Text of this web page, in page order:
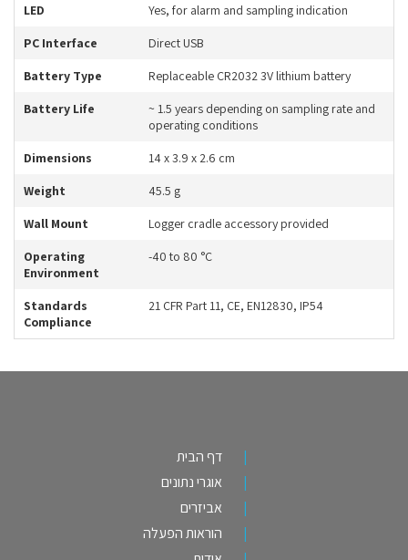
LED
Yes, for alarm and sampling indication
PC Interface
Direct USB
Battery Type
Replaceable CR2032 3V lithium battery
Battery Life
~ 1.5 years depending on sampling rate and
operating conditions
Dimensions
14 x 3.9 x 2.6 cm
Weight
45.5 g
Wall Mount
Logger cradle accessory provided
Operating
Environment
-40 to 80 °C
Standards
Compliance
21 CFR Part 11, CE, EN12830, IP54
דף הבית
אוגרי נתונים
אביזרים
הוראות הפעלה